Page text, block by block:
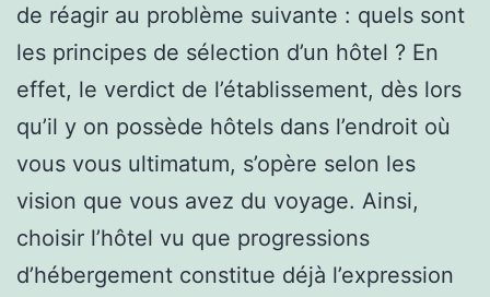
de réagir au problème suivante : quels sont
les principes de sélection d’un hôtel ? En
effet, le verdict de l’établissement, dès lors
qu’il y on possède hôtels dans l’endroit où
vous vous ultimatum, s’opère selon les
vision que vous avez du voyage. Ainsi,
choisir l’hôtel vu que progressions
d’hébergement constitue déjà l’expression